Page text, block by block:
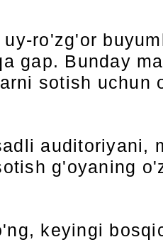
ro'zg'or
gap. Bunday
sotish uchun
auditoriyani,
g'oyaning
keyingi